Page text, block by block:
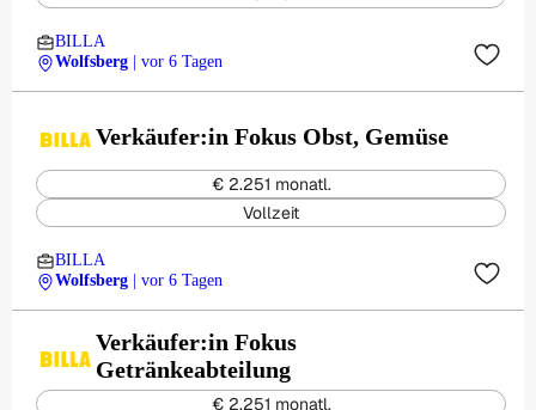
BILLA
Wolfsberg
| vor 6 Tagen
Verkäufer:in Fokus Obst, Gemüse
€ 2.251 monatl.
Vollzeit
BILLA
Wolfsberg
| vor 6 Tagen
Verkäufer:in Fokus
Getränkeabteilung
€ 2.251 monatl.